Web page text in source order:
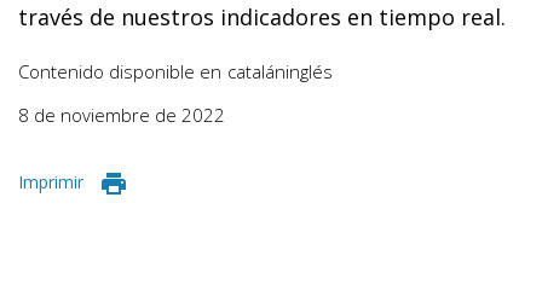
través de nuestros indicadores en tiempo real.
Contenido disponible en cataláninglés
8 de noviembre de 2022
Imprimir